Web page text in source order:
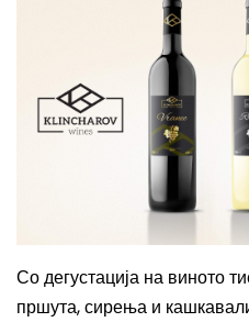
Со дегустација на виното
пршута, сирења и